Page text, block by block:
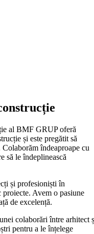
al BMF GRUP oferă
și este pregătit să
îndeaproape cu
să le îndeplinească
și profesioniști în
proiecte. Avem o pasiune
de excelență.
colaborări între arhitect
pentru a le înțelege